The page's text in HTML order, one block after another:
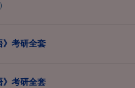
》考研全套
》考研全套